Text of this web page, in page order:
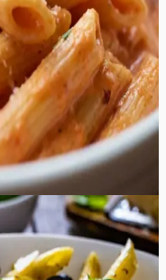
ideaalseks valikuks
pidulikumaks
kokku
salatiga, pakkudes
Iga suutäis
ühtaegu kodune ja